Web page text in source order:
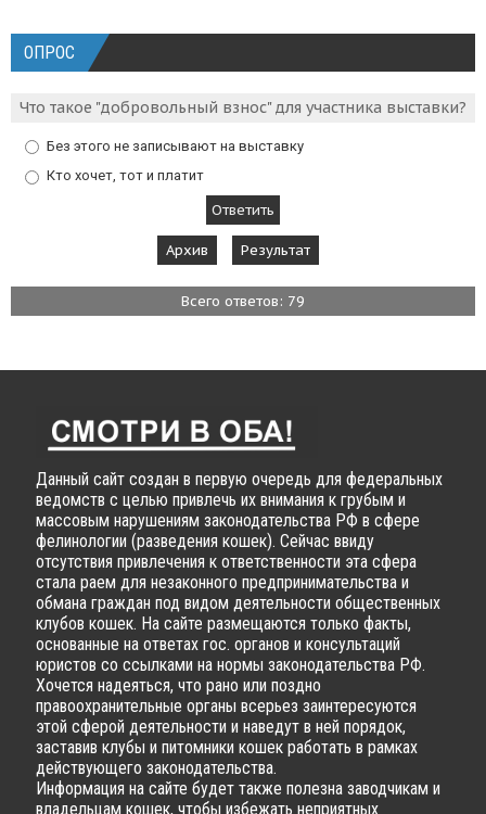
ОПРОС
Что такое "добровольный взнос" для участника выставки?
Без этого не записывают на выставку
Кто хочет, тот и платит
Архив Результат
Всего ответов: 79
Данный сайт создан в первую очередь для федеральных
ведомств с целью привлечь их внимания к грубым и
массовым нарушениям законодательства РФ в сфере
фелинологии (разведения кошек). Сейчас ввиду
отсутствия привлечения к ответственности эта сфера
стала раем для незаконного предпринимательства и
обмана граждан под видом деятельности общественных
клубов кошек. На сайте размещаются только факты,
основанные на ответах гос. органов и консультаций
юристов со ссылками на нормы законодательства РФ.
Хочется надеяться, что рано или поздно
правоохранительные органы всерьез заинтересуются
этой сферой деятельности и наведут в ней порядок,
заставив клубы и питомники кошек работать в рамках
действующего законодательства.
Информация на сайте будет также полезна заводчикам и
владельцам кошек, чтобы избежать неприятных